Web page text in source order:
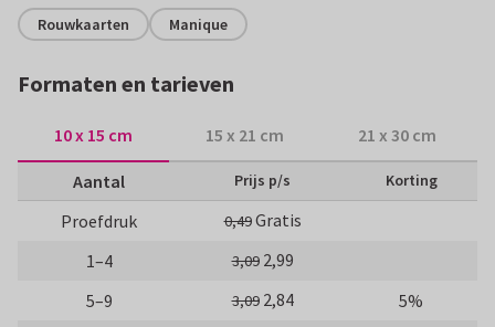
Rouwkaarten Manique
Formaten en tarieven
10 x 15 cm 15 x 21 cm 21 x 30 cm
Aantal Prijs p/s Korting
Proefdruk 0,49Gratis
1–4
3,09 2,99
5–9
3,09 2,84
5%